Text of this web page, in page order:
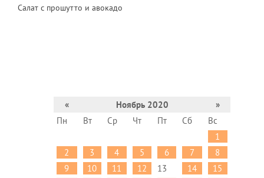
Салат с прошутто и авокадо
« Ноябрь 2020
»
Пн
Вт Ср Чт Пт Сб
Вс
1
2
3 4 5 6 7
8
9
10 11 12 13 14
15